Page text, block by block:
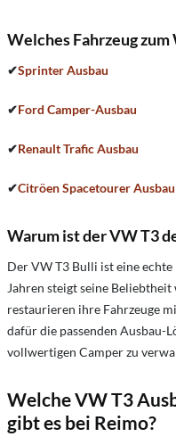
Welches Fahrzeug
✔Sprinter Ausbau
✔Ford Camper-Ausbau
✔Renault Trafic Ausbau
✔Citröen Spacetourer Ausbau
Warum ist der VW T3
Der VW T3 Bulli ist eine
Jahren steigt seine
restaurieren ihre Fahrzeuge
dafür die passenden Ausbau-
vollwertigen Camper zu
Welche VW T3
gibt es bei Reimo?